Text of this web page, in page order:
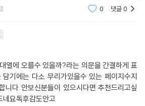
일에 안주할 것인가, 파이프
0 댓글0
열에 오를수 있을까?라는 의문을 간결하게 표
기에는 다소 무리가있을수 있는 페이지수지
니다 안보신분들이 있으시다면 추천드리고싶
네요독후감도안고